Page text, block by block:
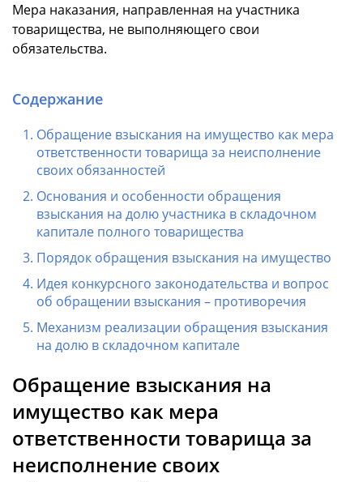
Мера наказания, направленная на участника
товарищества, не выполняющего свои
обязательства.
Содержание
Обращение взыскания на имущество как мера
ответственности товарища за неисполнение
своих обязанностей
Основания и особенности обращения
взыскания на долю участника в складочном
капитале полного товарищества
Порядок обращения взыскания на имущество
Идея конкурсного законодательства и вопрос
об обращении взыскания – противоречия
Механизм реализации обращения взыскания
на долю в складочном капитале
Обращение взыскания на
имущество как мера
ответственности товарища за
неисполнение своих